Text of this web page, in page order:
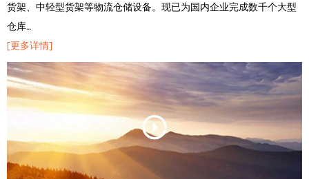
货架、中轻型货架等物流仓储设备。现已为国内企业完成数千个大型
仓库…
[更多详情]